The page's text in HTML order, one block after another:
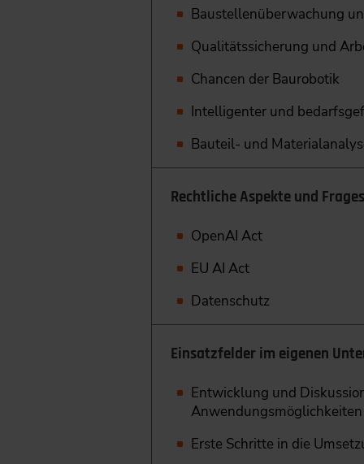
Baustellenüberwachung
Qualitätssicherung und
Chancen der Baurobotik
Intelligenter und
Bauteil- und
Rechtliche Aspekte und
OpenAI Act
EU AI Act
Datenschutz
Einsatzfelder im eigenen
Entwicklung und
Anwendungsmöglichkeiten
Erste Schritte in die